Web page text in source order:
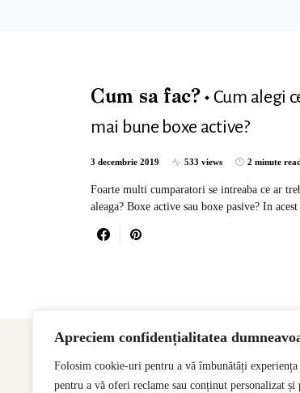
Apreciem confidențialitatea
Folosim cookie-uri pentru a vă îmbunătăți experiența
pentru a vă oferi reclame sau conținut personalizat și
Cum sa fac?
Cum alegi
mai bune boxe active?
3 decembrie 2019 533 views 2 minute
Foarte multi cumparatori se intreaba ce ar
aleaga? Boxe active sau boxe pasive? In